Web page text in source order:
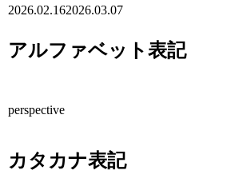
2026.02.162026.03.07
アルファベット表記
perspective
カタカナ表記